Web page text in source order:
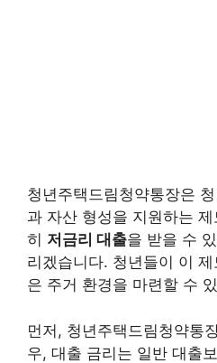
청년주택드림청약통장은
과 자산 형성을 지원하는
히 저금리 대출을 받을 수
리겠습니다. 청년들이 이
은 주거 환경을 마련할 수
먼저, 청년주택드림청약통
우, 대출 금리는 일반 대출